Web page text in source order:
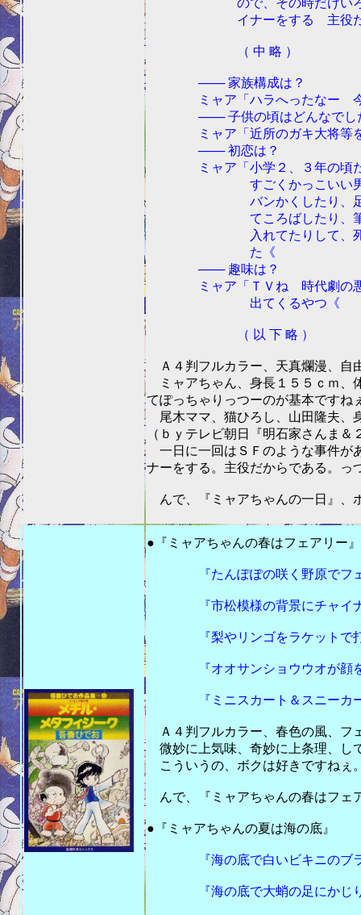
ので、その時だけいろい
イナーをする 主役だか
（ 中 略 ）
─── 家族構成は？
ミャア「ハラへったなー 今
─── 子供の頃はどんなでし
ミャア「近所のガキ大将等を
─── 初恋は？
ミャア「小学２、３年の頃だ
すごくかっこいい男の
バンかくしたり、足で
てころばしたり、筆箱
入れてたりして、死ぬ
た《
─── 趣味は？
ミャア「ＴＶね 時代劇の悪
出てくるやつ《
（ 以 下 略 ）
Ａ４判フルカラー、天真爛漫、自
ミャアちゃん、身長１５５ｃｍ、
てぽっちゃりっつーのが基本ですね
尾木ママ、猫ひろし、山田隆夫、
（ｂｙテレビ朝日『明石家さんま
一日に一回はＳＦのような事件が
ナーをする。主役だからである。っ
んで、『ミャアちゃんの一日』、
●『ミャアちゃんの春はフェアリー』
『たんぽぽの咲く野原でフェ
『市松模様の背景にチャイナ
『梨やリンゴをラケットで打ち
『オオサンショウウオが顔を出
『ミニスカート＆スニーカー
Ａ４判フルカラー、春色の風、フ
微妙に上気味、奇妙に上条理、し
こういうの、ボクは好きですねぇ
んで、『ミャアちゃんの春はフェ
●『ミャアちゃんの夏は海の底』
『海の底で白いビキニのブラジ
『海の底で大蛸の足にかじり